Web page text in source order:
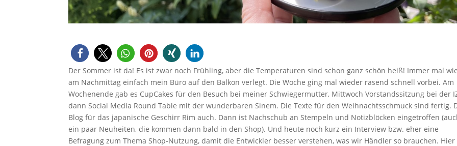
Der Sommer ist da! Es ist zwar noch Frühling, aber die Temperaturen sind schon ganz schön heiß! Immer mal
am Nachmittag einfach mein Büro auf den Balkon verlegt. Die Woche ging mal wieder rasend schnell vorbei. Am
Wochenende gab es CupCakes für den Besuch bei meiner Schwiegermutter, Mittwoch Vorstandssitzung bei der
dann Social Media Round Table mit der wunderbaren Sinem. Die Texte für den Weihnachtsschmuck sind fertig.
Blog für das japanische Geschirr Rim auch. Dann ist Nachschub an Stempeln und Notizblöcken eingetroffen
ein paar Neuheiten, die kommen dann bald in den Shop). Und heute noch kurz ein Interview bzw. eher eine
Befragung zum Thema Shop-Nutzung, damit die Entwickler besser verstehen, was wir Händler so brauchen. Hier